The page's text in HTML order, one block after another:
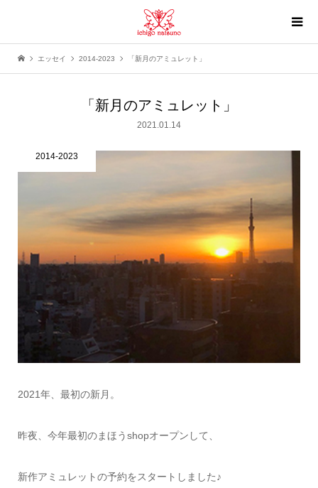
エッセイ 2014-2023 「新月のアミュレット」
「新月のアミュレット」
2021.01.14
2014-2023
2021年、最初の新月。
昨夜、今年最初のまほうshopオープンして、
新作アミュレットの予約をスタートしました♪